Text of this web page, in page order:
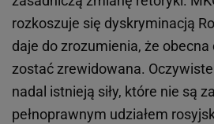
rozkoszuje się dyskryminacją
daje do zrozumienia, że
zostać zrewidowana. Oczywiste
nadal istnieją siły, które nie są
pełnoprawnym udziałem